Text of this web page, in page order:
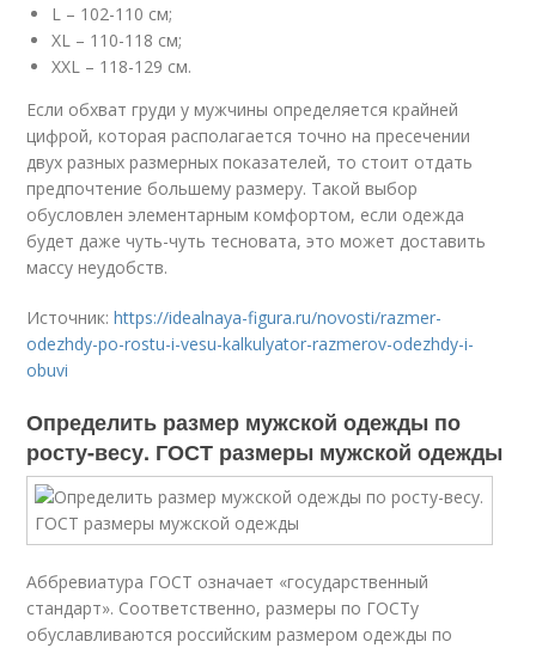
L – 102-110 см;
XL – 110-118 см;
XXL – 118-129 см.
Если обхват груди у мужчины определяется крайней
цифрой, которая располагается точно на пресечении
двух разных размерных показателей, то стоит отдать
предпочтение большему размеру. Такой выбор
обусловлен элементарным комфортом, если одежда
будет даже чуть-чуть тесновата, это может доставить
массу неудобств.
Источник:https://idealnaya-figura.ru/novosti/razmer-
odezhdy-po-rostu-i-vesu-kalkulyator-razmerov-odezhdy-i-
obuvi
Определить размер мужской одежды по
росту-весу. ГОСТ размеры мужской одежды
Аббревиатура ГОСТ означает «государственный
стандарт». Соответственно, размеры по ГОСТу
обуславливаются российским размером одежды по